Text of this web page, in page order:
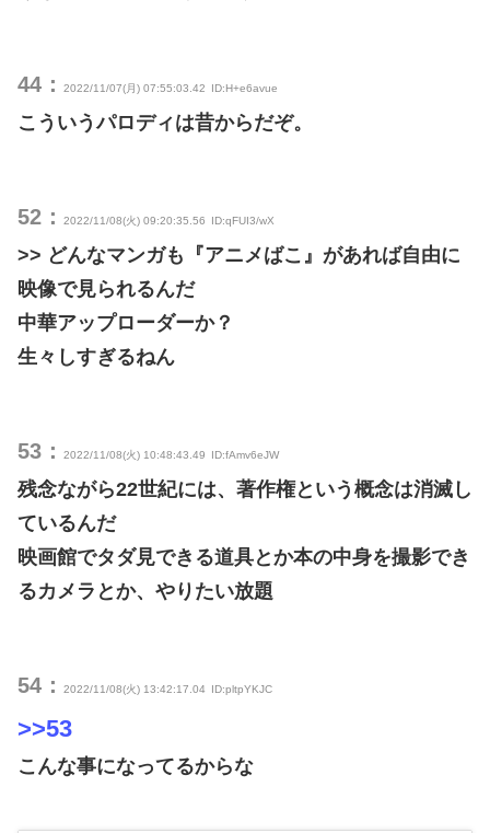
44： 2022/11/07(月) 07:55:03.42 ID:H+e6avue
こういうパロディは昔からだぞ。
52： 2022/11/08(火) 09:20:35.56 ID:qFUI3/wX
>> どんなマンガも『アニメばこ』があれば自由に
映像で見られるんだ
中華アップローダーか？
生々しすぎるねん
53： 2022/11/08(火) 10:48:43.49 ID:fAmv6eJW
残念ながら22世紀には、著作権という概念は消滅し
ているんだ
映画館でタダ見できる道具とか本の中身を撮影でき
るカメラとか、やりたい放題
54： 2022/11/08(火) 13:42:17.04 ID:pltpYKJC
>>53
こんな事になってるからな